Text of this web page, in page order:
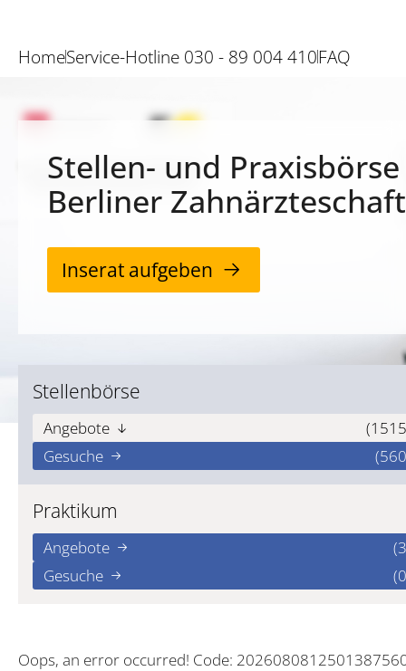
HomeService-Hotline 030 - 89 004 410FAQ
Stellen- und
Berliner Zahnärzteschaft
Inserat aufgeben
Stellenbörse
Angebote
Gesuche
Praktikum
Angebote
Gesuche
Oops, an error occurred! Code: